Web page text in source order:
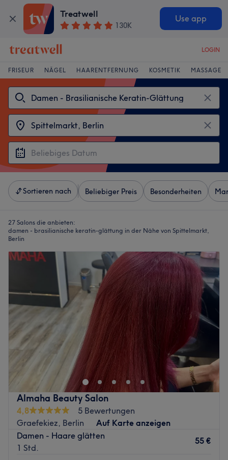
Treatwell
130K
Use app
LOGIN
FRISEUR NÄGEL HAARENTFERNUNG KOSMETIK MASSAGE
Sortieren nach Beliebiger Preis Besonderheiten
27 Salons die anbieten:
damen - brasilianische keratin-glättung in der Nähe von Spittelmarkt,
Berlin
Almaha Beauty Salon
4,8
5 Bewertungen
Graefekiez, Berlin
Auf Karte anzeigen
Damen - Haare glätten
1 Std.
55 €